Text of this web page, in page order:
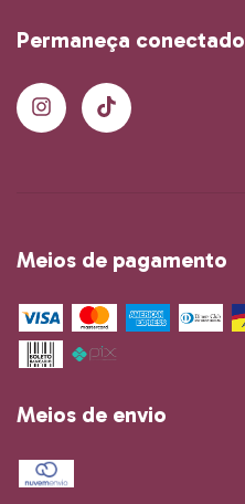
Permaneça conectado
Meios de pagamento
Meios de envio